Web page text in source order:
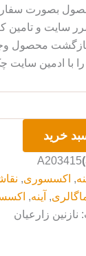
بصورت
و تامین
محصول
با ادمین سایت
خرید
A203415
, اکسسوری,
, آینه,
زارعیان